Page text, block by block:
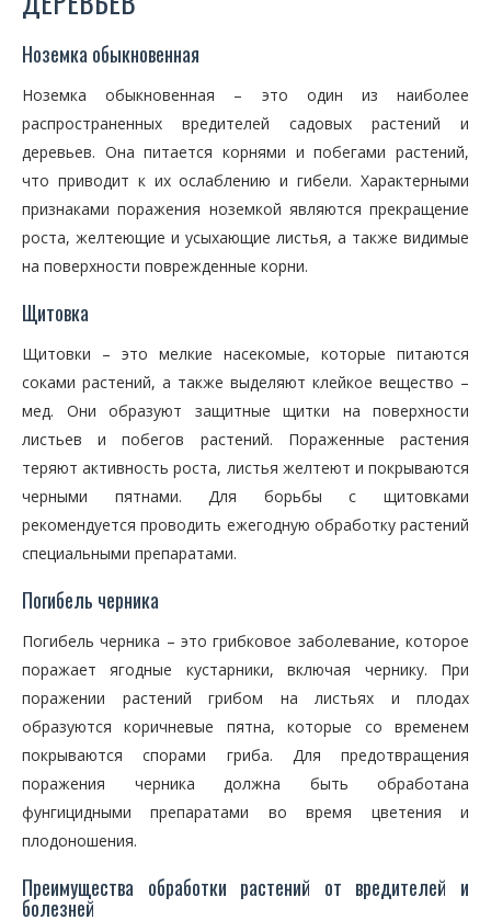
Ноземка обыкновенная
Ноземка обыкновенная – это один из наиболее
распространенных вредителей садовых растений и
деревьев. Она питается корнями и побегами растений,
что приводит к их ослаблению и гибели. Характерными
признаками поражения ноземкой являются прекращение
роста, желтеющие и усыхающие листья, а также видимые
на поверхности поврежденные корни.
Щитовка
Щитовки – это мелкие насекомые, которые питаются
соками растений, а также выделяют клейкое вещество –
мед. Они образуют защитные щитки на поверхности
листьев и побегов растений. Пораженные растения
теряют активность роста, листья желтеют и покрываются
черными пятнами. Для борьбы с щитовками
рекомендуется проводить ежегодную обработку растений
специальными препаратами.
Погибель черника
Погибель черника – это грибковое заболевание, которое
поражает ягодные кустарники, включая чернику. При
поражении растений грибом на листьях и плодах
образуются коричневые пятна, которые со временем
покрываются спорами гриба. Для предотвращения
поражения черника должна быть обработана
фунгицидными препаратами во время цветения и
плодоношения.
Преимущества обработки растений от вредителей и
болезней